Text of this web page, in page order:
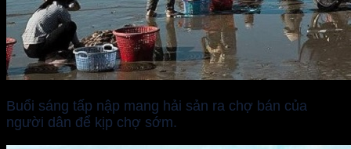
Buổi sáng tấp nập mang hải sản ra chợ bán của
người dân để kịp chợ sớm.